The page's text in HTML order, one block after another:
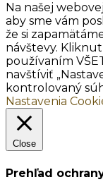
Na našej
aby sme vám
že si
návštevy.
používaním
navštíviť
kontrolovaný
Nastavenia
Close
Prehľad